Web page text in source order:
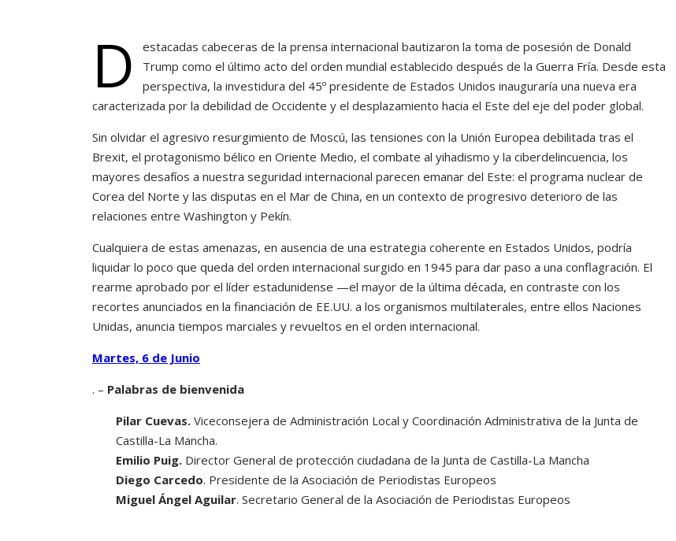
D
estacadas cabeceras de la prensa internacional bautizaron la toma de posesión de Donald
Trump como el último acto del orden mundial establecido después de la Guerra Fría. Desde esta
perspectiva, la investidura del 45º presidente de Estados Unidos inauguraría una nueva era
caracterizada por la debilidad de Occidente y el desplazamiento hacia el Este del eje del poder global.
Sin olvidar el agresivo resurgimiento de Moscú, las tensiones con la Unión Europea debilitada tras el
Brexit, el protagonismo bélico en Oriente Medio, el combate al yihadismo y la ciberdelincuencia, los
mayores desafíos a nuestra seguridad internacional parecen emanar del Este: el programa nuclear de
Corea del Norte y las disputas en el Mar de China, en un contexto de progresivo deterioro de las
relaciones entre Washington y Pekín.
Cualquiera de estas amenazas, en ausencia de una estrategia coherente en Estados Unidos, podría
liquidar lo poco que queda del orden internacional surgido en 1945 para dar paso a una conflagración. El
rearme aprobado por el líder estadunidense —el mayor de la última década, en contraste con los
recortes anunciados en la financiación de EE.UU. a los organismos multilaterales, entre ellos Naciones
Unidas, anuncia tiempos marciales y revueltos en el orden internacional.
Martes, 6 de Junio
. – Palabras de bienvenida
Pilar Cuevas. Viceconsejera de Administración Local y Coordinación Administrativa de la Junta de
Castilla-La Mancha.
Emilio Puig. Director General de protección ciudadana de la Junta de Castilla-La Mancha
Diego Carcedo. Presidente de la Asociación de Periodistas Europeos
Miguel Ángel Aguilar. Secretario General de la Asociación de Periodistas Europeos